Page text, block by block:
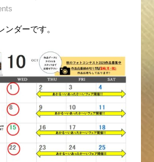
ンダーです。